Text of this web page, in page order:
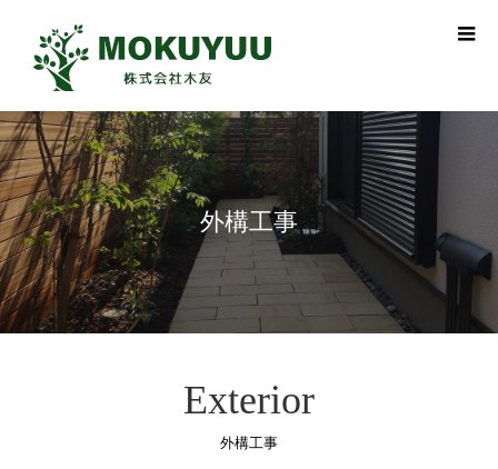
外構工事
Exterior
外構工事